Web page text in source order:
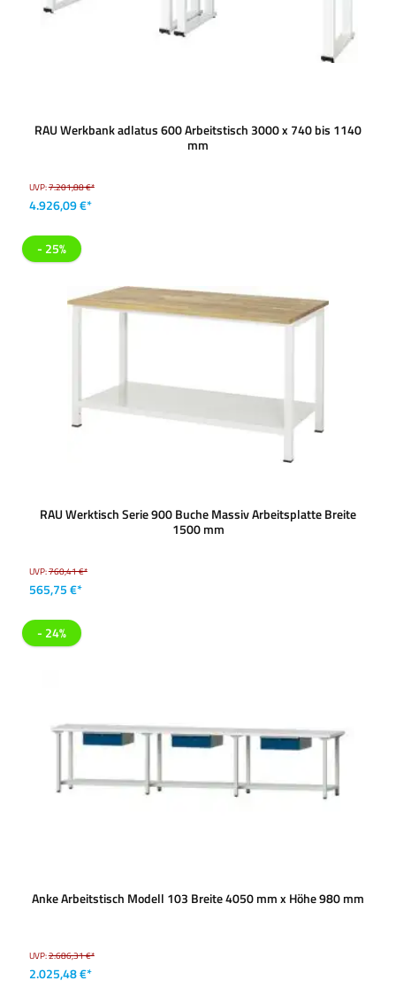
RAU Werkbank adlatus 600 Arbeitstisch 3000 x 740 bis 1140
mm
UVP:7.201,88 €*
4.926,09 €*
- 25%
RAU Werktisch Serie 900 Buche Massiv Arbeitsplatte Breite
1500 mm
UVP:760,41 €*
565,75 €*
- 24%
Anke Arbeitstisch Modell 103 Breite 4050 mm x Höhe 980 mm
UVP:2.686,31 €*
2.025,48 €*